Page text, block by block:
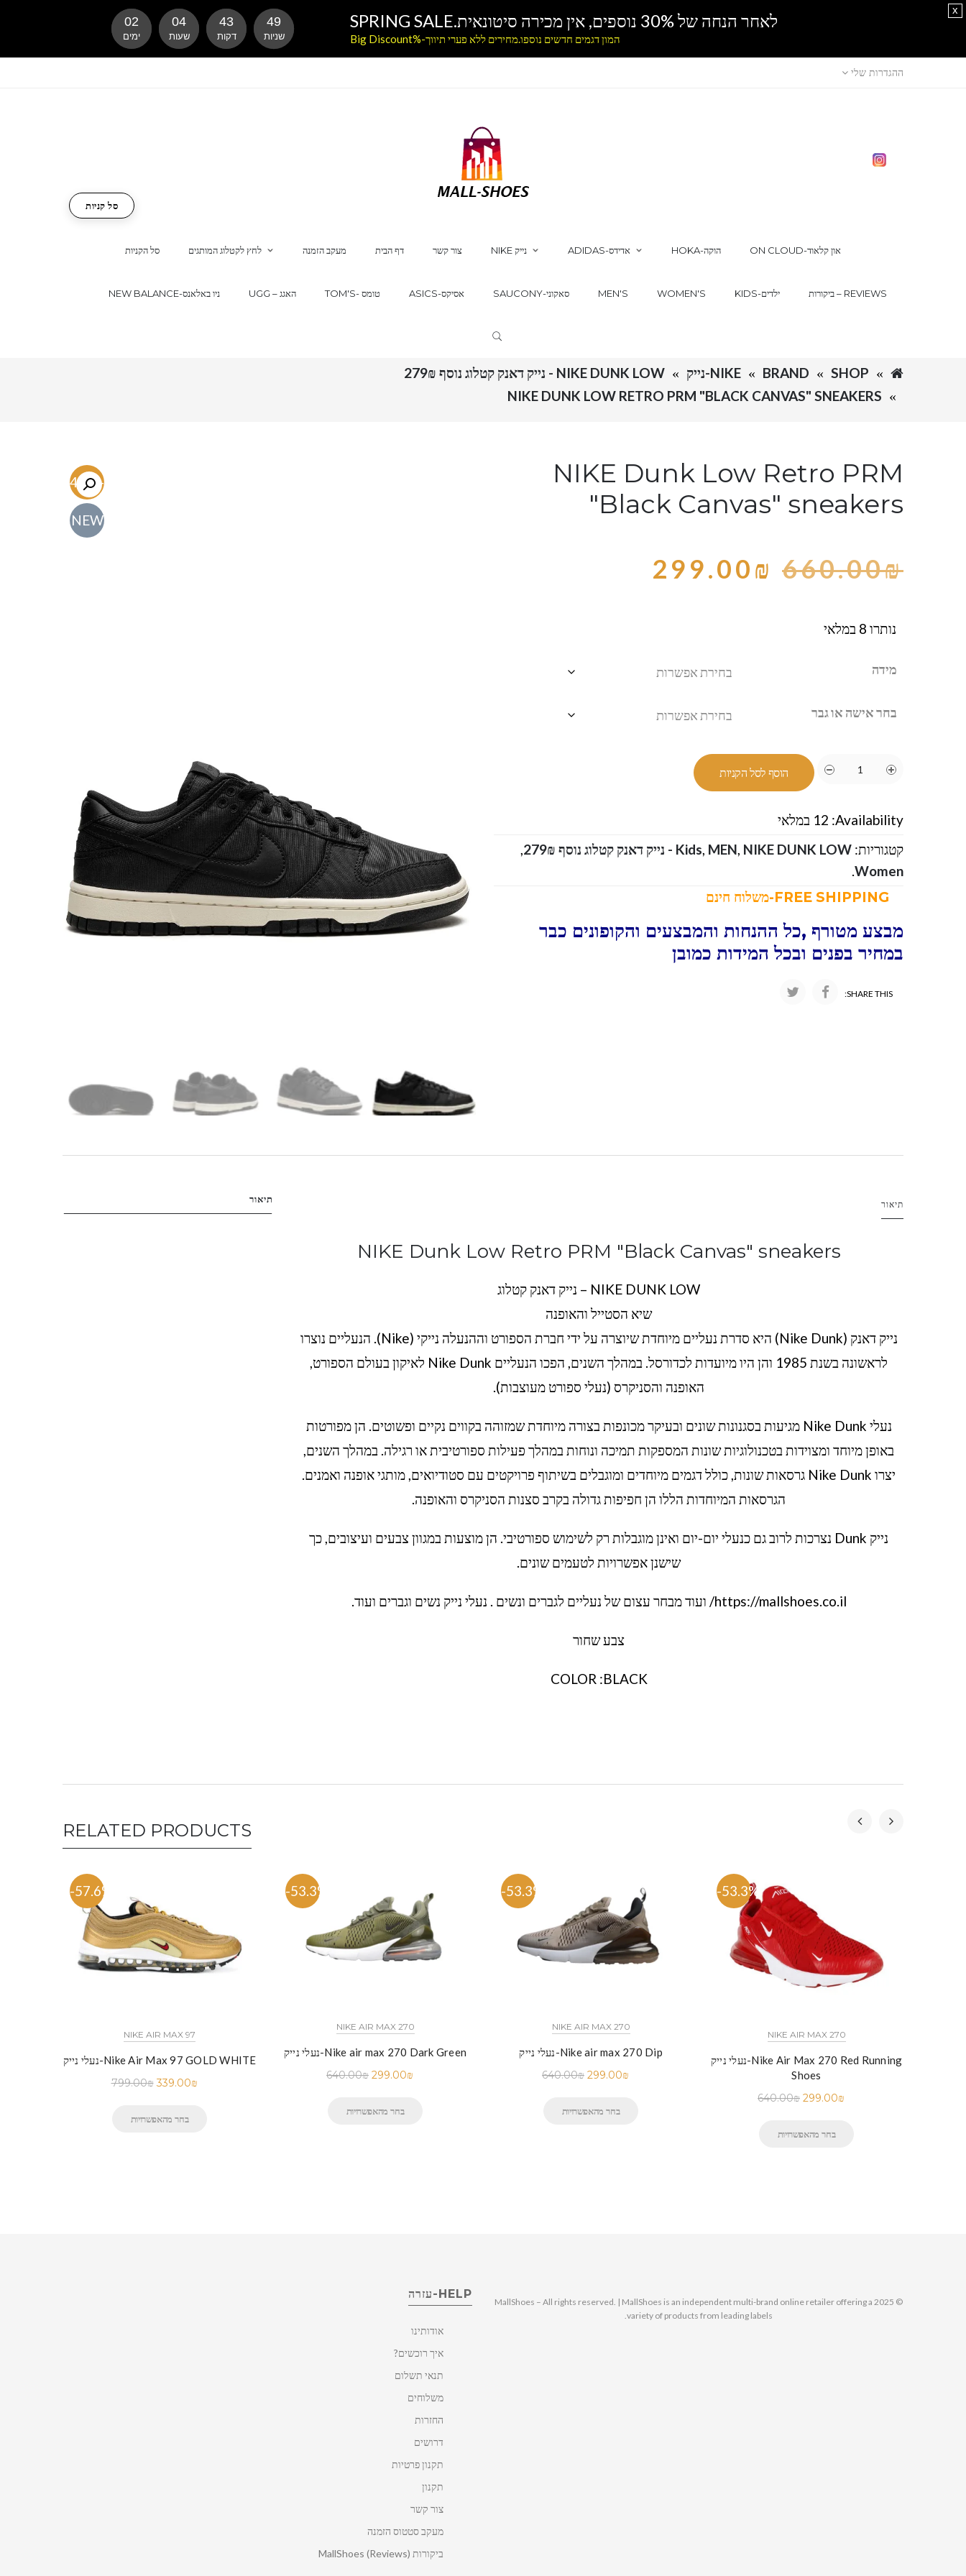
ההגדרות שלי
סל הקניות לחץ לקטלוג המותגים מעקב הזמנה דף הבית צור קשר NIKE נייק ADIDAS-אדידס HOKA-הוקה ON CLOUD-און קלאוד
NEW BALANCE-ניו באלאנס UGG – האגג TOM'S- טומס ASICS-אסיקס SAUCONY-סאקוני MEN'S WOMEN'S KIDS-ילדים ביקורות – REVIEWS
סל קניות
SHOP
BRAND NIKE-נייק
NIKE DUNK LOW - נייק דאנק קטלוג נוסף 279₪
NIKE DUNK LOW RETRO PRM "BLACK CANVAS" SNEAKERS
-54.7%
NEW
NIKE Dunk Low Retro PRM
"Black Canvas" sneakers
660.00₪
299.00₪
נותרו 8 במלאי
מידה
בחר אישה או גבר
הוסף לסל הקניות
Availability: 12 במלאי
קטגוריות:
Kids, MEN, NIKE DUNK LOW - נייק דאנק קטלוג נוסף 279₪
,
Women
.
מבצע מטורף ,כל ההנחות והמבצעים והקופונים כבר
במחיר בפנים ובכל המידות כמובן
SHARE THIS:
תיאור תיאור
NIKE Dunk Low Retro PRM "Black Canvas" sneakers
NIKE DUNK LOW – נייק דאנק קטלוג
שיא הסטייל והאופנה
נייק דאנק (Nike Dunk) היא סדרת נעליים מיוחדת שיוצרה על ידי חברת הספורט וההנעלה נייקי (Nike). הנעליים נוצרו
לראשונה בשנת 1985 והן היו מיועדות לכדורסל. במהלך השנים, הפכו הנעליים Nike Dunk לאיקון בעולם הספורט,
האופנה והסניקרס (נעלי ספורט מעוצבות).
נעלי Nike Dunk מגיעות בסגנונות שונים ובעיקר מכונפות בצורה מיוחדת שמזוהה בקווים נקיים ופשוטים. הן מפורטות
באופן מיוחד ומצוידות בטכנולוגיות שונות המספקות תמיכה ונוחות במהלך פעילות ספורטיבית או רגילה. במהלך השנים,
יצרו Nike Dunk גרסאות שונות, כולל דגמים מיוחדים ומוגבלים בשיתוף פרויקטים עם סטודיואים, מותגי אופנה ואמנים.
הגרסאות המיוחדות הללו הן חפיפות גדולה בקרב סצנות הסניקרס והאופנה.
נייק Dunk נצרכות לרוב גם כנעלי יום-יום ואינן מוגבלות רק לשימוש ספורטיבי. הן מוצעות במגוון צבעים ועיצובים, כך
שישנן אפשרויות לטעמים שונים.
https://mallshoes.co.il/ ועוד מבחר עצום של נעליים לגברים ונשים . נעלי נייק נשים וגברים ועוד.
צבע שחור
COLOR :BLACK
RELATED PRODUCTS
-57.6%
NIKE AIR MAX 97
נעלי נייק-Nike Air Max 97 GOLD WHITE
799.00₪ 339.00₪
בחר מהאפשרויות
-53.3%
NIKE AIR MAX 270
נעלי נייק-Nike air max 270 Dark Green
640.00₪ 299.00₪
בחר מהאפשרויות
-53.3%
NIKE AIR MAX 270
נעלי נייק-Nike air max 270 Dip
640.00₪ 299.00₪
בחר מהאפשרויות
-53.3%
NIKE AIR MAX 270
נעלי נייק-Nike Air Max 270 Red Running
Shoes
640.00₪ 299.00₪
בחר מהאפשרויות
HELP-עזרה
אודותינו
איך רוכשים?
תנאי תשלום
משלוחים
החזרות
דרושים
תקנון פרטיות
תקנון
צור קשר
מעקב סטטוס הזמנה
ביקורות MallShoes (Reviews)
© 2025 MallShoes – All rights reserved. | MallShoes is an independent multi-brand online retailer offering a
variety of products from leading labels.
לאחר הנחה של 30% נוספים, אין מכירה סיטונאית.SPRING SALE
המון דגמים חדשים נוספו.מחירים ללא פערי תיווך-%Big Discount
02
ימים
04
שעות
43
דקות
48
שניות
x